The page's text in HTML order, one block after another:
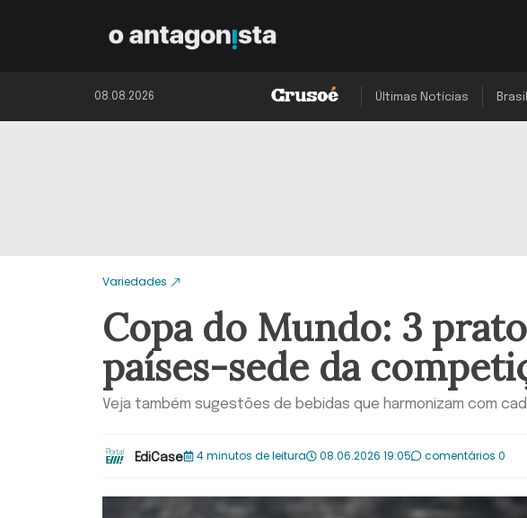
08.08.2026 Últimas Notícias Brasil
Variedades
Copa do Mundo: 3
países-sede da
Veja também sugestões de bebidas que harmonizam com
EdiCase 4 minutos de leitura 08.06.2026 19:05 comentários 0